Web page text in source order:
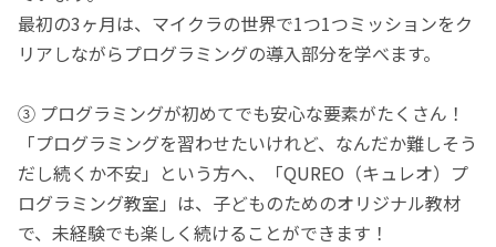
最初の3ヶ月は、マイクラの世界で1つ1つミッションをク
リアしながらプログラミングの導入部分を学べます。
③ プログラミングが初めてでも安心な要素がたくさん！
「プログラミングを習わせたいけれど、なんだか難しそう
だし続くか不安」という方へ、「QUREO（キュレオ）プ
ログラミング教室」は、子どものためのオリジナル教材
で、未経験でも楽しく続けることができます！